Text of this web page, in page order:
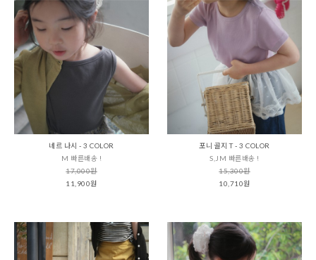
네르 나시 - 3 COLOR
M 빠른배송 !
17,000원
11,900원
포니 골지 T - 3 COLOR
S,JM 빠른배송 !
15,300원
10,710원